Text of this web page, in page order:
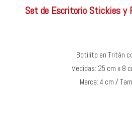
Set de Escritorio Stickies y
Botilito en Tritán
Medidas: 25 cm x 8
Marca: 4 cm /